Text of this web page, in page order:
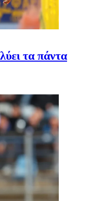
τα πάντα